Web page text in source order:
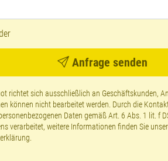
Anfrage senden
richtet sich ausschließlich an Geschäftskunden,
können nicht bearbeitet werden. Durch die
Daten gemäß Art. 6 Abs. 1 lit. f
verarbeitet, weitere Informationen finden Sie